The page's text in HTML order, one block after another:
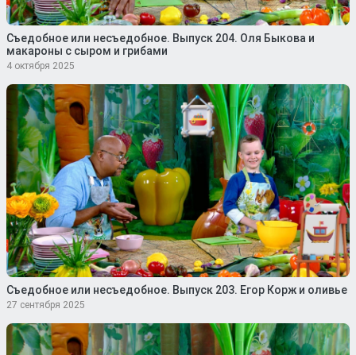
Съедобное или несъедобное. Выпуск 204. Оля Быкова и
макароны с сыром и грибами
4 октября 2025
Съедобное или несъедобное. Выпуск 203. Егор Корж и оливье
27 сентября 2025